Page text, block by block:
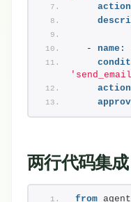
  -
name:
两行代码集成
from